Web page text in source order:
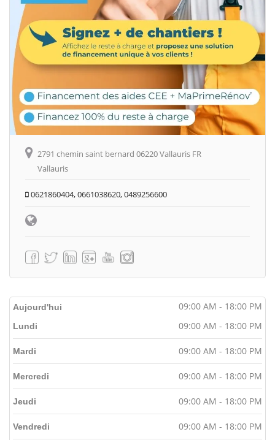
2791 chemin saint bernard 06220 Vallauris FR
Vallauris
0621860404, 0661038620, 0489256600
Aujourd'hui 09:00 AM - 18:00 PM
Lundi 09:00 AM - 18:00 PM
Mardi 09:00 AM - 18:00 PM
Mercredi 09:00 AM - 18:00 PM
Jeudi 09:00 AM - 18:00 PM
Vendredi 09:00 AM - 18:00 PM